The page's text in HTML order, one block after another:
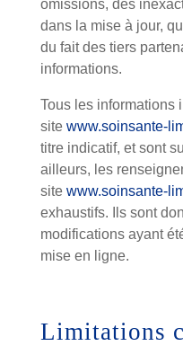
omissions, des
dans la mise à jour,
du fait des tiers
informations.
Tous les informations
site www.soinsante-
titre indicatif, et sont
ailleurs, les
site www.soinsante-
exhaustifs. Ils sont
modifications ayant
mise en ligne.
Limitations